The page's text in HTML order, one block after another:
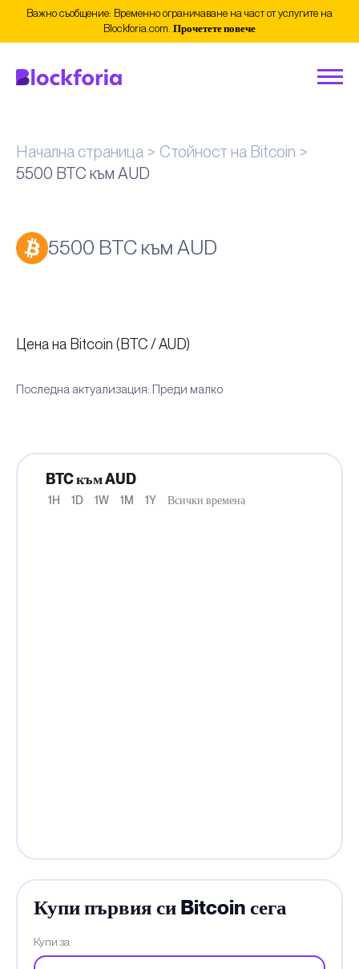
Важно съобщение: Временно ограничаване на част от услугите на
Blockforia.com. Прочетете повече
Начална страница
Стойност на Bitcoin
5500 BTC към AUD
5500 BTC към AUD
Цена на Bitcoin (BTC / AUD)
Последна актуализация: Преди малко
BTC към AUD
1H 1D 1W 1M 1Y Всички времена
Купи първия си Bitcoin сега
Купи за